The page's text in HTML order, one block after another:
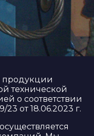
продукции
технической
о соответствии
от 18.06.2023 г.